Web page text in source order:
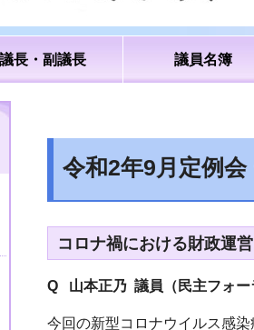
議長・副議長 議員名簿
令和2年9月定例会
コロナ禍における財政運
Q 山本正乃 議員（民主フォー
今回の新型コロナウイルス感